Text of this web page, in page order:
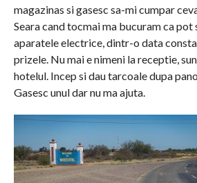
magazinas si gasesc sa-mi cumpar
Seara cand tocmai ma bucuram ca pot
aparatele electrice, dintr-o data
prizele. Nu mai e nimeni la receptie,
hotelul. Incep si dau tarcoale dupa
Gasesc unul dar nu ma ajuta.